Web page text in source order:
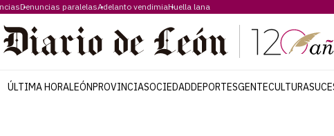
Denuncias paralelasAdelanto vendimiaHuella lana
ÚLTIMA HORALEÓNPROVINCIASOCIEDADDEPORTESGENTECULTURA